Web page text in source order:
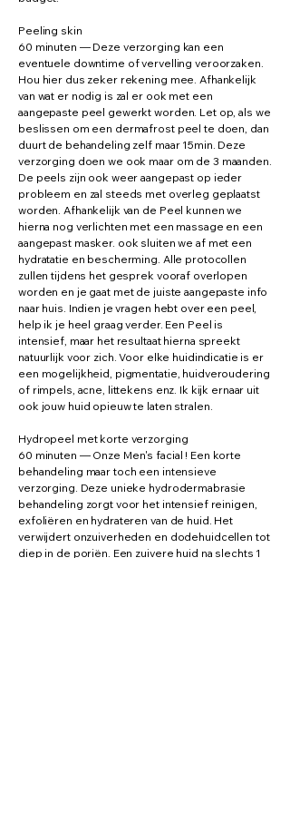
Peeling skin
60 minuten — Deze verzorging kan een
eventuele downtime of vervelling veroorzaken.
Hou hier dus zeker rekening mee. Afhankelijk
van wat er nodig is zal er ook met een
aangepaste peel gewerkt worden. Let op, als we
beslissen om een dermafrost peel te doen, dan
duurt de behandeling zelf maar 15min. Deze
verzorging doen we ook maar om de 3 maanden.
De peels zijn ook weer aangepast op ieder
probleem en zal steeds met overleg geplaatst
worden. Afhankelijk van de Peel kunnen we
hierna nog verlichten met een massage en een
aangepast masker. ook sluiten we af met een
hydratatie en bescherming. Alle protocollen
zullen tijdens het gesprek vooraf overlopen
worden en je gaat met de juiste aangepaste info
naar huis. Indien je vragen hebt over een peel,
help ik je heel graag verder. Een Peel is
intensief, maar het resultaat hierna spreekt
natuurlijk voor zich. Voor elke huidindicatie is er
een mogelijkheid, pigmentatie, huidveroudering
of rimpels, acne, littekens enz. Ik kijk ernaar uit
ook jouw huid opieuw te laten stralen.
Hydropeel met korte verzorging
60 minuten — Onze Men's facial ! Een korte
behandeling maar toch een intensieve
verzorging. Deze unieke hydrodermabrasie
behandeling zorgt voor het intensief reinigen,
exfoliëren en hydrateren van de huid. Het
verwijdert onzuiverheden en dodehuidcellen tot
diep in de poriën. Een zuivere huid na slechts 1